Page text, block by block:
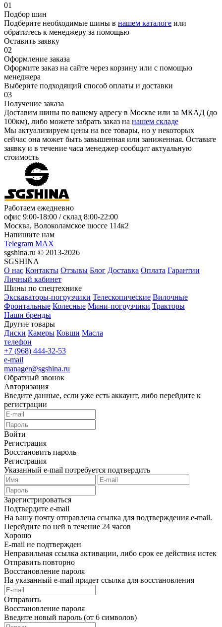
01
Подбор шин
Подберите необходимые шины в нашем каталоге или
обратитесь к менеджеру за помощью
Оставить заявку
02
Оформление заказа
Оформите заказ на сайте через корзину или с помощью
менеджера
Выберите подходящий способ оплаты и доставки
03
Получение заказа
Доставим шины по вашему адресу в Москве или за МКАД (до
100км), либо можете забрать заказ на нашем складе
Мы актуализируем цены на все товары, но у некоторых
сейчас она может быть завышенная или заниженная. Оставьте
заявку и в течение часа менеджер сообщит актуальную
стоимость
Работаем ежедневно
офис 9:00-18:00 / склад 8:00-22:00
Москва, Волоколамское шоссе 114к2
Напишите нам
Telegram MAX
sgshina.ru © 2013-2026
SGSHINA
О нас Контакты Отзывы Блог Доставка Оплата Гарантии
Личный кабинет
Шины по спецтехнике
Экскаваторы-погрузчики Телескопические Вилочные
Фронтальные Колесные Мини-погрузчики Тракторы
Наши бренды
Другие товары
Диски Камеры Ковши Масла
телефон
+7 (968) 444-32-53
e-mail
manager@sgshina.ru
Обратный звонок
Авторизация
Введите данные, если уже есть аккаунт, либо перейдите к
регистрации
Войти
Регистрация
Восстановить пароль
Регистрация
Указанный e-mail потребуется подтвердить
Зарегистрироваться
Подтвердите e-mail
На вашу почту отправлена ссылка для подтверждения e-mail.
Перейдите по ней в течение 24 часов
Хорошо
E-mail не подтвержден
Неправильная ссылка активации, либо срок ее действия истек
Отправить повторно
Восстановление пароля
На указанный e-mail придет ссылка для восстановления
Отправить
Восстановление пароля
Введите новый пароль (от 6 символов)